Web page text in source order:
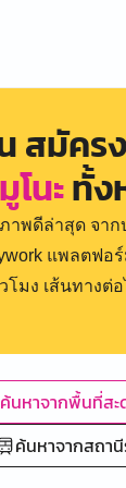
สมัคร
มูโนะทั้ง
าพดีล่าสุด จา
แพลตฟอ
โมง เส้นทาง
ค้นหาจากพื้นที่สะ
ค้นหาจากสถา